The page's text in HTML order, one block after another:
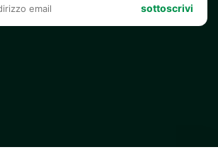
sottoscrivi